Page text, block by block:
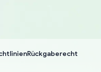
Rückgaberecht